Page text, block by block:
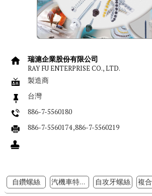
瑞滬企業股份有限公司
RAY FU ENTERPRISE CO., LTD.
製造商
台灣
886-7-5560180
886-7-5560174 ,886-7-5560219
自鑽螺絲 汽機車特殊螺絲/栓 自攻牙螺絲